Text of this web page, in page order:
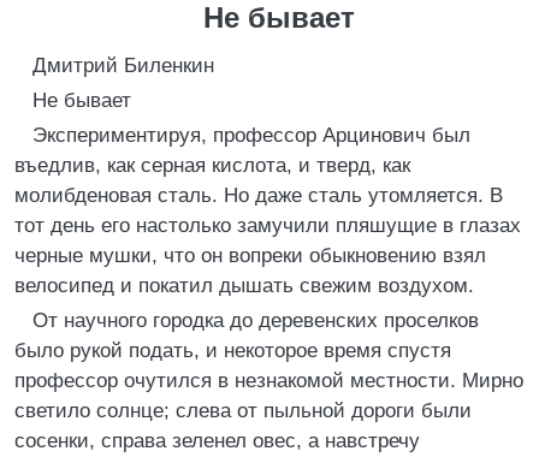
Не бывает
Дмитрий Биленкин
Не бывает
Экспериментируя, профессор Арцинович был
въедлив, как серная кислота, и тверд, как
молибденовая сталь. Но даже сталь утомляется. В
тот день его настолько замучили пляшущие в глазах
черные мушки, что он вопреки обыкновению взял
велосипед и покатил дышать свежим воздухом.
От научного городка до деревенских проселков
было рукой подать, и некоторое время спустя
профессор очутился в незнакомой местности. Мирно
светило солнце; слева от пыльной дороги были
сосенки, справа зеленел овес, а навстречу